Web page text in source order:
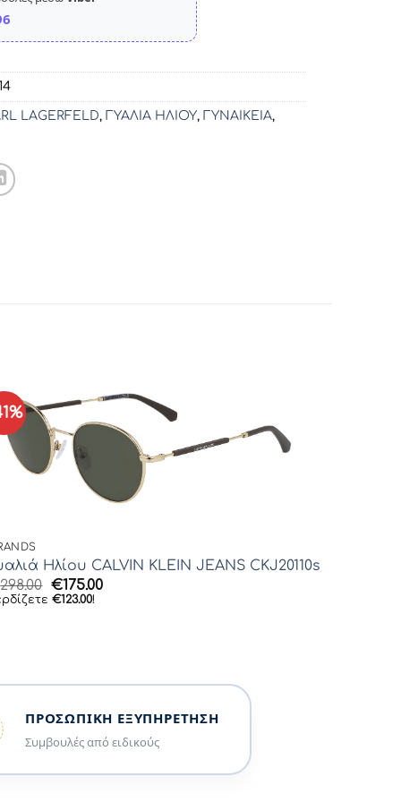
LAGERFELD, ΓΥΑΛΙΑ ΗΛΙΟΥ, ΓΥΝΑΙΚΕΙΑ,
Ηλίου CALVIN KLEIN JEANS CKJ20110s
298.00 Original
price
€175.00Η
€123.00!
ΠΡΟΣΩΠΙΚΉ ΕΞΥΠΗΡΈΤΗΣΗ
Συμβουλές από ειδικούς